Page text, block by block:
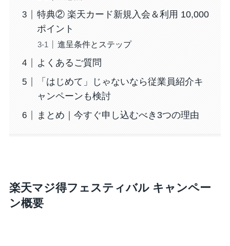
特典② 楽天カード新規入会＆利用 10,000
ポイント
進呈条件とステップ
よくあるご質問
「はじめて」じゃないなら従業員紹介キ
ャンペーンも検討
まとめ｜今すぐ申し込むべき3つの理由
楽天マジ得フェスティバル キャンペー
ン概要